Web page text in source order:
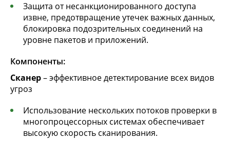
Защита от несанкционированного доступа
извне, предотвращение утечек важных данных,
блокировка подозрительных соединений на
уровне пакетов и приложений.
Компоненты:
Сканер– эффективное детектирование всех видов
угроз
Использование нескольких потоков проверки в
многопроцессорных системах обеспечивает
высокую скорость сканирования.